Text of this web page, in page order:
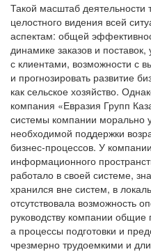
Такой масштаб деятельности
целостного видения всей
аспектам: общей
динамике заказов и
с клиентами, возможности с
и прогнозировать развитие
как сельское хозяйство.
компания «Евразия Групп
системы компании морально
необходимой поддержки
бизнес-процессов. У
информационного
работало в своей системе,
хранился вне систем, в
отсутствовала возможность
руководству компании общие
а процессы подготовки и
чрезмерно трудоемкими и